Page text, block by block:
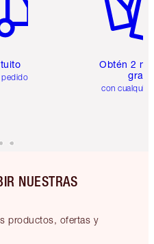
pedido
Obtén 2
gratis
con
NUESTRAS
productos, ofertas y